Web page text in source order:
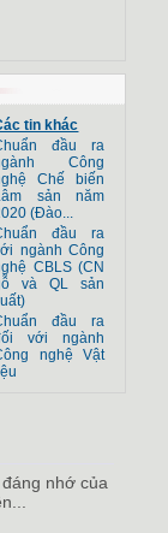
tin khác
đầu ra
Công
Chế biến
sản năm
(Đào...
đầu ra
ngành Công
CBLS (CN
và QL sản
đầu ra
với ngành
nghệ Vật
nhớ của